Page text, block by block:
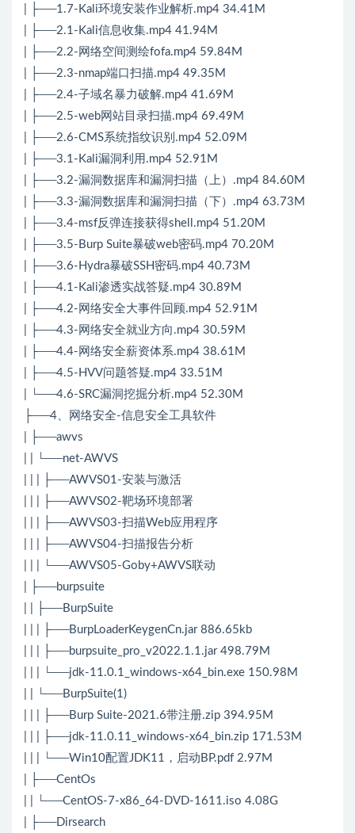
| ├──1.7-Kali环境安装作业解析.mp4 34.41M
| ├──2.1-Kali信息收集.mp4 41.94M
| ├──2.2-网络空间测绘fofa.mp4 59.84M
| ├──2.3-nmap端口扫描.mp4 49.35M
| ├──2.4-子域名暴力破解.mp4 41.69M
| ├──2.5-web网站目录扫描.mp4 69.49M
| ├──2.6-CMS系统指纹识别.mp4 52.09M
| ├──3.1-Kali漏洞利用.mp4 52.91M
| ├──3.2-漏洞数据库和漏洞扫描（上）.mp4 84.60M
| ├──3.3-漏洞数据库和漏洞扫描（下）.mp4 63.73M
| ├──3.4-msf反弹连接获得shell.mp4 51.20M
| ├──3.5-Burp Suite暴破web密码.mp4 70.20M
| ├──3.6-Hydra暴破SSH密码.mp4 40.73M
| ├──4.1-Kali渗透实战答疑.mp4 30.89M
| ├──4.2-网络安全大事件回顾.mp4 52.91M
| ├──4.3-网络安全就业方向.mp4 30.59M
| ├──4.4-网络安全薪资体系.mp4 38.61M
| ├──4.5-HVV问题答疑.mp4 33.51M
| └──4.6-SRC漏洞挖掘分析.mp4 52.30M
├──4、网络安全-信息安全工具软件
| ├──awvs
| | └──net-AWVS
| | | ├──AWVS01-安装与激活
| | | ├──AWVS02-靶场环境部署
| | | ├──AWVS03-扫描Web应用程序
| | | ├──AWVS04-扫描报告分析
| | | └──AWVS05-Goby+AWVS联动
| ├──burpsuite
| | ├──BurpSuite
| | | ├──BurpLoaderKeygenCn.jar 886.65kb
| | | ├──burpsuite_pro_v2022.1.1.jar 498.79M
| | | └──jdk-11.0.1_windows-x64_bin.exe 150.98M
| | └──BurpSuite(1)
| | | ├──Burp Suite-2021.6带注册.zip 394.95M
| | | ├──jdk-11.0.11_windows-x64_bin.zip 171.53M
| | | └──Win10配置JDK11，启动BP.pdf 2.97M
| ├──CentOs
| | └──CentOS-7-x86_64-DVD-1611.iso 4.08G
| ├──Dirsearch